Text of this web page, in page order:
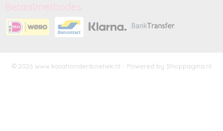
Betaalmethodes
© 2026 www.kasahondenboetiek.nl - Powered by Shoppagina.nl